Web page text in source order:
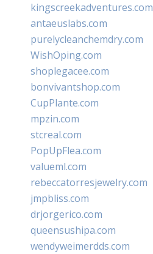
kingscreekadventures.com
antaeuslabs.com
purelycleanchemdry.com
WishOping.com
shoplegacee.com
bonvivantshop.com
CupPlante.com
mpzin.com
stcreal.com
PopUpFlea.com
valueml.com
rebeccatorresjewelry.com
jmpbliss.com
drjorgerico.com
queensushipa.com
wendyweimerdds.com